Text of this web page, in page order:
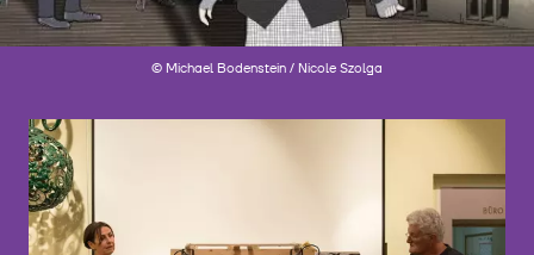
© Michael Bodenstein / Nicole Szolga